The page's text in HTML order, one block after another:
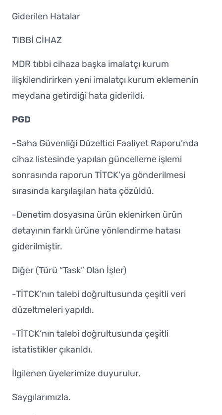
Giderilen Hatalar
TIBBİ CİHAZ
MDR tıbbi cihaza başka imalatçı kurum
ilişkilendirirken yeni imalatçı kurum eklemenin
meydana getirdiği hata giderildi.
PGD
-Saha Güvenliği Düzeltici Faaliyet Raporu’nda
cihaz listesinde yapılan güncelleme işlemi
sonrasında raporun TİTCK’ya gönderilmesi
sırasında karşılaşılan hata çözüldü.
-Denetim dosyasına ürün eklenirken ürün
detayının farklı ürüne yönlendirme hatası
giderilmiştir.
Diğer (Türü “Task” Olan İşler)
-TİTCK’nın talebi doğrultusunda çeşitli veri
düzeltmeleri yapıldı.
-TİTCK’nın talebi doğrultusunda çeşitli
istatistikler çıkarıldı.
İlgilenen üyelerimize duyurulur.
Saygılarımızla.